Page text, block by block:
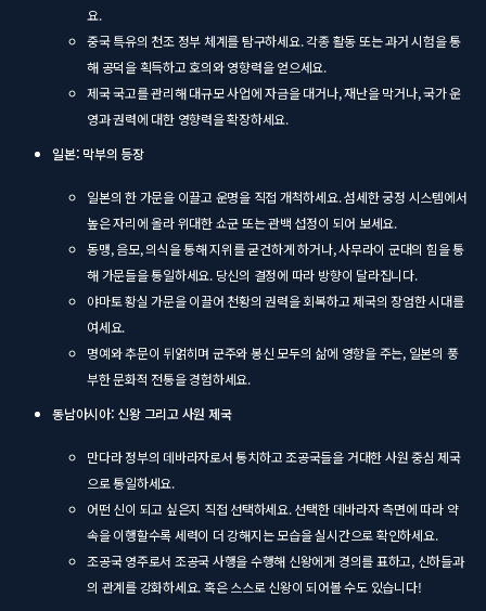
요.
중국 특유의 천조 정부 체계를 탐구하세요. 각종 활동 또는 과거 시험을 통
해 공덕을 획득하고 호의와 영향력을 얻으세요.
제국 국고를 관리해 대규모 사업에 자금을 대거나, 재난을 막거나, 국가 운
영과 권력에 대한 영향력을 확장하세요.
일본: 막부의 등장
일본의 한 가문을 이끌고 운명을 직접 개척하세요. 섬세한 궁정 시스템에서
높은 자리에 올라 위대한 쇼군 또는 관백 섭정이 되어 보세요.
동맹, 음모, 의식을 통해 지위를 굳건하게 하거나, 사무라이 군대의 힘을 통
해 가문들을 통일하세요. 당신의 결정에 따라 방향이 달라집니다.
야마토 황실 가문을 이끌어 천황의 권력을 회복하고 제국의 장엄한 시대를
여세요.
명예와 추문이 뒤얽히며 군주와 봉신 모두의 삶에 영향을 주는, 일본의 풍
부한 문화적 전통을 경험하세요.
동남아시아: 신왕 그리고 사원 제국
만다라 정부의 데바라자로서 통치하고 조공국들을 거대한 사원 중심 제국
으로 통일하세요.
어떤 신이 되고 싶은지 직접 선택하세요. 선택한 데바라자 측면에 따라 약
속을 이행할수록 세력이 더 강해지는 모습을 실시간으로 확인하세요.
조공국 영주로서 조공국 사행을 수행해 신왕에게 경의를 표하고, 신하들과
의 관계를 강화하세요. 혹은 스스로 신왕이 되어볼 수도 있습니다!